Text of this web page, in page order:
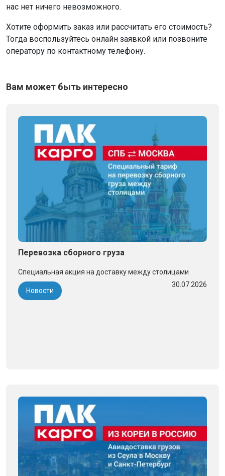
нас нет ничего невозможного.
Хотите оформить заказ или рассчитать его стоимость?
Тогда воспользуйтесь онлайн заявкой или позвоните
оператору по контактному телефону.
Вам может быть интересно
Перевозка сборного груза
Специальная акция на доставку между столицами
Новости
30.07.2026